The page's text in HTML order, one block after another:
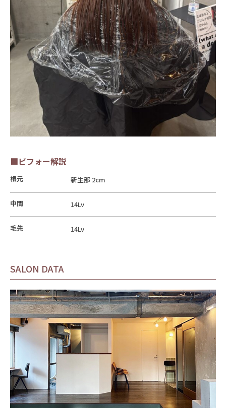
■ビフォー解説
根元 新生部 2cm
中間 14Lv
毛先 14Lv
SALON DATA